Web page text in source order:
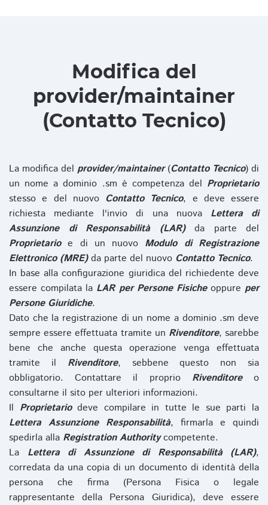
Modifica del
provider/maintainer
(Contatto Tecnico)
La modifica del provider/maintainer(Contatto Tecnico) di
un nome a dominio .sm è competenza del Proprietario
stesso e del nuovo Contatto Tecnico, e deve essere
richiesta mediante l'invio di una nuova Lettera di
Assunzione di Responsabilità (LAR)da parte del
Proprietarioe di un nuovo Modulo di Registrazione
Elettronico (MRE)da parte del nuovo Contatto Tecnico.
In base alla configurazione giuridica del richiedente deve
essere compilata la LAR per Persone Fisicheoppure per
Persone Giuridiche.
Dato che la registrazione di un nome a dominio .sm deve
sempre essere effettuata tramite un Rivenditore, sarebbe
bene che anche questa operazione venga effettuata
tramite il Rivenditore, sebbene questo non sia
obbligatorio. Contattare il proprio Rivenditoreo
consultarne il sito per ulteriori informazioni.
Il Proprietariodeve compilare in tutte le sue parti la
Lettera Assunzione Responsabilità, firmarla e quindi
spedirla alla Registration Authoritycompetente.
La Lettera di Assunzione di Responsabilità (LAR),
corredata da una copia di un documento di identità della
persona che firma (Persona Fisica o legale
rappresentante della Persona Giuridica), deve essere